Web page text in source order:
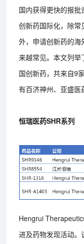
国内获得更快的报批
创新药国际化，除
外，申请创新药的
来越常见。本文列
国创新药，共来自9
有百济神州、亚盛医
恒瑞医药SHR系列
Hengrui
进及药物发现活动